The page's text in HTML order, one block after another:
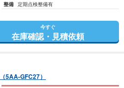
整備 定期点検整備有
今すぐ
在庫確認・見積依頼
（5AA-GFC27）